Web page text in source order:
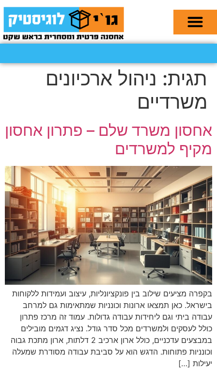
תגית: ניהול ארכיונים
משרדיים
אחסון משרד שלם – פתרון אחסון
מקיף למשרדים
בקפרה מציעים שילוב בין פונקציונליות, עיצוב ועמידות ללקוחות
בישראל. כאן תמצאו ארונות וכונניות שמתאימות גם למרחב
עבודה ביתי וגם ליחידות עבודה גדולות. עמוד זה מרכז פתרון
כולל לעסקים ולמשרדים מכל סדר גודל. נציג דגמים מובילים
במבצעים עדכניים, כולל ארון ארכיב 2 דלתות, ארון מתכת גבוה
וכונניות פתוחות. הדגש הוא על סביבת עבודה מסודרת שמעלה
יעילות […]